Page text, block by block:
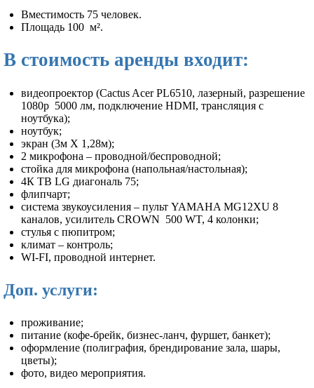
Вместимость 75 человек.
Площадь 100 м².
В стоимость аренды входит:
видеопроектор (Cactus Acer PL6510, лазерный, разрешение
1080р 5000 лм, подключение HDMI, трансляция с
ноутбука);
ноутбук;
экран (3м Х 1,28м);
2 микрофона – проводной/беспроводной;
стойка для микрофона (напольная/настольная);
4К ТВ LG диагональ 75;
флипчарт;
система звукоусиления – пульт YAMAHA MG12XU 8
каналов, усилитель CROWN 500 WT, 4 колонки;
стулья с пюпитром;
климат – контроль;
WI-FI, проводной интернет.
Доп. услуги:
проживание;
питание (кофе-брейк, бизнес-ланч, фуршет, банкет);
оформление (полиграфия, брендирование зала, шары,
цветы);
фото, видео мероприятия.